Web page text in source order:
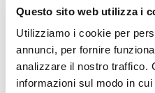
Questo sito web utilizza i
Utilizziamo i cookie per
annunci, per fornire
analizzare il nostro traffico.
informazioni sul modo in
Precio
impreso
2,833 € 2,780 €